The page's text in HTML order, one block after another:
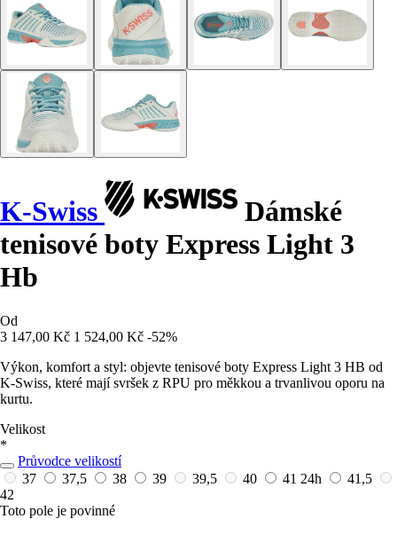
K-Swiss
Dámské
tenisové boty Express Light 3
Hb
Od
3 147,00 Kč 1 524,00 Kč -52%
Výkon, komfort a styl: objevte tenisové boty Express Light 3 HB od
K-Swiss, které mají svršek z RPU pro měkkou a trvanlivou oporu na
kurtu.
Velikost
*
Průvodce velikostí
37
37,5 38 39 39,5 40 41 24h
41,5
42
Toto pole je povinné